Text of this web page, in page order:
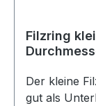
Filzring
Der kleine
gut als